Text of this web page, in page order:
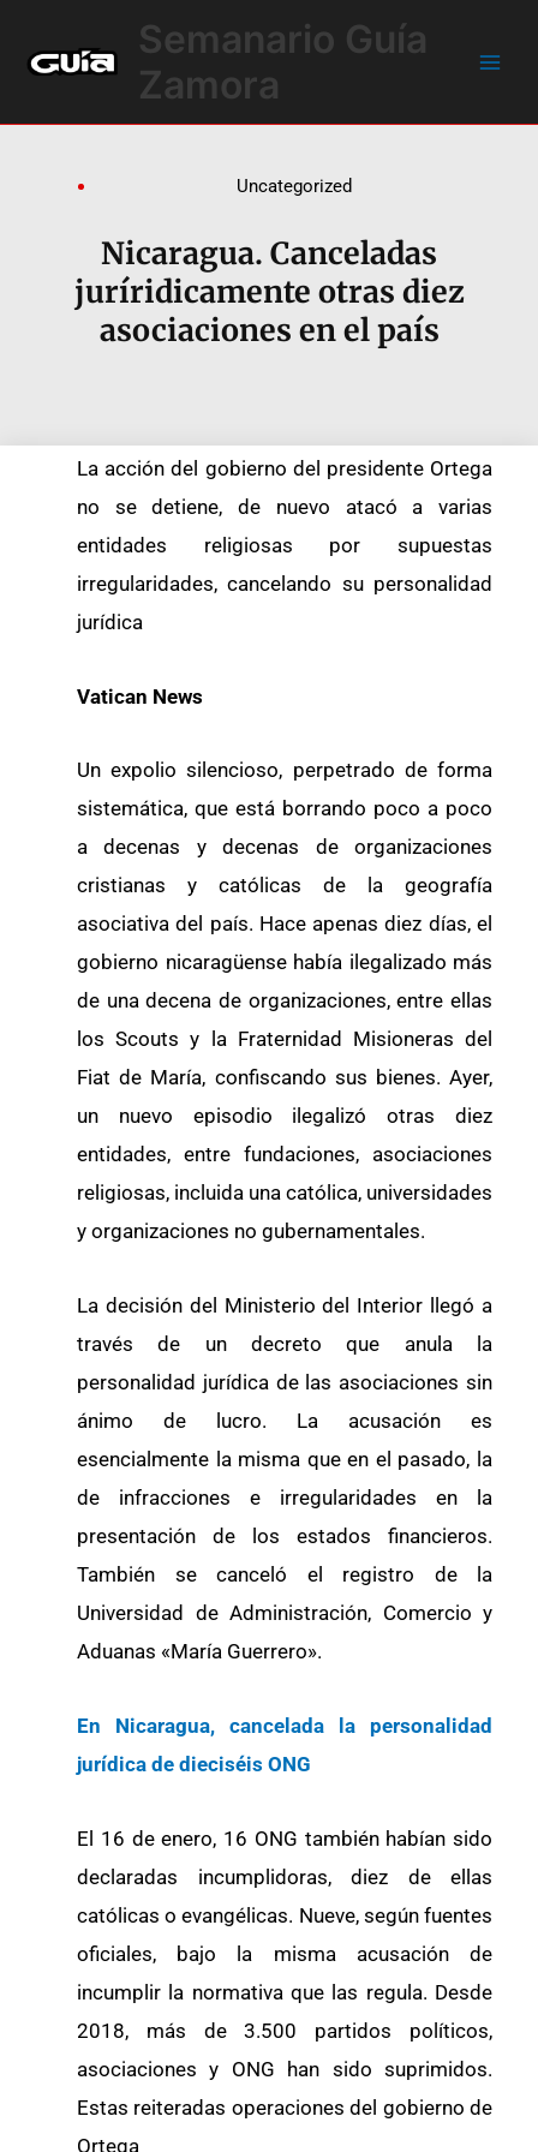
contenido
Semanario Guía
Zamora
Uncategorized
Nicaragua. Canceladas
juríridicamente otras diez
asociaciones en el país
La acción del gobierno del presidente Ortega
no se detiene, de nuevo atacó a varias
entidades religiosas por supuestas
irregularidades, cancelando su personalidad
jurídica
Vatican News
Un expolio silencioso, perpetrado de forma
sistemática, que está borrando poco a poco
a decenas y decenas de organizaciones
cristianas y católicas de la geografía
asociativa del país. Hace apenas diez días, el
gobierno nicaragüense había ilegalizado más
de una decena de organizaciones, entre ellas
los Scouts y la Fraternidad Misioneras del
Fiat de María, confiscando sus bienes. Ayer,
un nuevo episodio ilegalizó otras diez
entidades, entre fundaciones, asociaciones
religiosas, incluida una católica, universidades
y organizaciones no gubernamentales.
La decisión del Ministerio del Interior llegó a
través de un decreto que anula la
personalidad jurídica de las asociaciones sin
ánimo de lucro. La acusación es
esencialmente la misma que en el pasado, la
de infracciones e irregularidades en la
presentación de los estados financieros.
También se canceló el registro de la
Universidad de Administración, Comercio y
Aduanas «María Guerrero».
En Nicaragua, cancelada la personalidad
jurídica de dieciséis ONG
El 16 de enero, 16 ONG también habían sido
declaradas incumplidoras, diez de ellas
católicas o evangélicas. Nueve, según fuentes
oficiales, bajo la misma acusación de
incumplir la normativa que las regula. Desde
2018, más de 3.500 partidos políticos,
asociaciones y ONG han sido suprimidos.
Estas reiteradas operaciones del gobierno de
Ortega